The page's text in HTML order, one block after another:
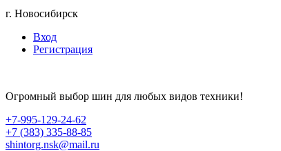
г. Новосибирск
Вход
Регистрация
Огромный выбор шин для любых видов техники!
+7-995-129-24-62
+7 (383) 335-88-85
shintorg.nsk@mail.ru